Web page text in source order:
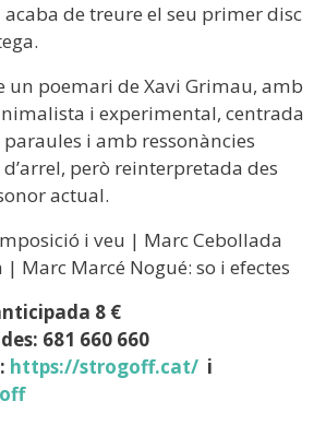
acaba de treure el seu primer disc
un poemari de Xavi Grimau, amb
i experimental, centrada
i amb ressonàncies
però reinterpretada des
actual.
i veu | Marc Cebollada
Marc Marcé Nogué: so i efectes
8 €
681 660 660
https://strogoff.cat/ i